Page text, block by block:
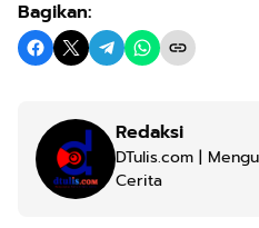
Bagikan:
Redaksi
DTulis.com |
Cerita